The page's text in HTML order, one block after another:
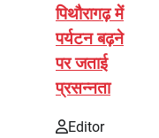
पिथौरागढ़ में
पर्यटन बढ़ने
पर जताई
प्रसन्नता
Editor